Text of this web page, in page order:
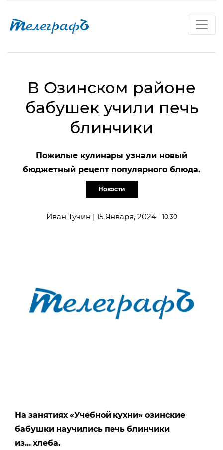
В Озинском районе
бабушек учили печь
блинчики
Пожилые кулинары узнали новый
бюджетный рецепт популярного блюда.
Новости
Иван Тучин | 15 Января, 2024 10:30
На занятиях «Учебной кухни» озинские
бабушки научились печь блинчики
из... хлеба.